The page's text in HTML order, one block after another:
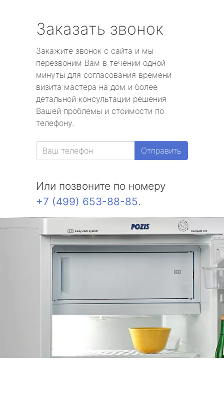
Заказать звонок
Закажите звонок с сайта и мы
перезвоним Вам в течении одной
минуты для согласования времени
визита мастера на дом и более
детальной консультации решения
Вашей проблемы и стоимости по
телефону.
Отправить
Или позвоните по номеру
+7 (499) 653-88-85.